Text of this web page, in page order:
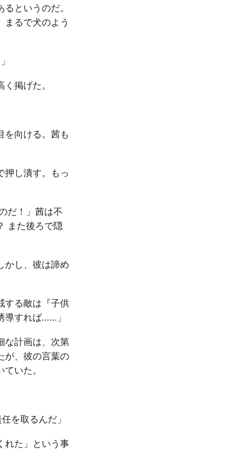
というのだ。
まるで犬のよう
掲げた。
を向ける。茜も
押し潰す。もっ
だ！」茜は不
また後ろで隠
かし、彼は諦め
する敵は『子供
導すれば……」
な計画は、次第
が、彼の言葉の
いた。
を取るんだ」
れた」という事